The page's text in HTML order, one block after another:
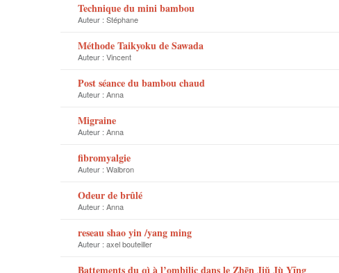
Technique du mini bambou
Auteur : Stéphane
Méthode Taikyoku de Sawada
Auteur : Vincent
Post séance du bambou chaud
Auteur : Anna
Migraine
Auteur : Anna
fibromyalgie
Auteur : Walbron
Odeur de brûlé
Auteur : Anna
reseau shao yin /yang ming
Auteur : axel bouteiller